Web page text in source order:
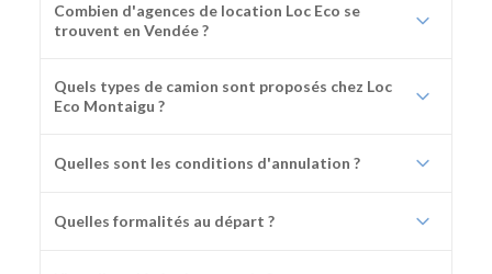
Combien d'agences de location Loc Eco se
trouvent en Vendée ?
Quels types de camion sont proposés chez Loc
Eco Montaigu ?
Quelles sont les conditions d'annulation ?
Quelles formalités au départ ?